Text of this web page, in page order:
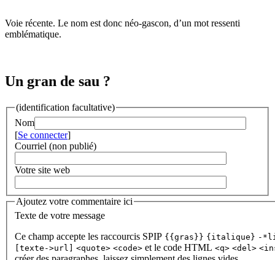
Voie récente. Le nom est donc néo-gascon, d’un mot ressenti
emblématique.
Un gran de sau ?
(identification facultative)
Nom
[Se connecter]
Courriel (non publié)
Votre site web
Ajoutez votre commentaire ici
Texte de votre message
Ce champ accepte les raccourcis SPIP {{gras}} {italique} -
[texte->url]
<quote> <code> et le code HTML <q> <del>